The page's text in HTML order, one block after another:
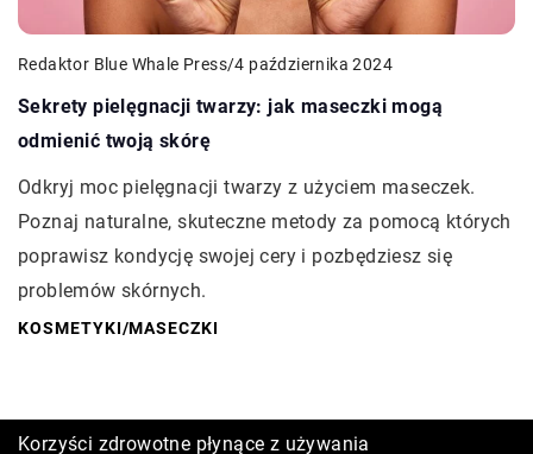
Redaktor Blue Whale Press/4 października 2024
Sekrety pielęgnacji twarzy: jak maseczki mogą
odmienić twoją skórę
Odkryj moc pielęgnacji twarzy z użyciem maseczek.
Poznaj naturalne, skuteczne metody za pomocą których
poprawisz kondycję swojej cery i pozbędziesz się
problemów skórnych.
KOSMETYKI/MASECZKI
Jakie korzyści dla skóry niesie stosowanie
Korzyści zdrowotne płynące z używania
Jak wybrać odpowiednie produkty do